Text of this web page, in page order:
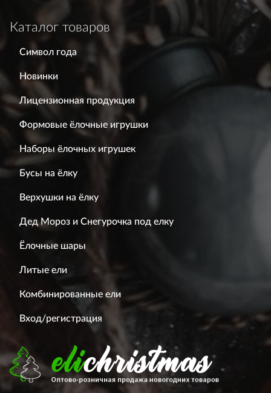
Каталог товаров
Символ года
Новинки
Лицензионная продукция
Формовые ёлочные игрушки
Наборы ёлочных игрушек
Бусы на ёлку
Верхушки на ёлку
Дед Мороз и Снегурочка под елку
Ёлочные шары
Литые ели
Комбинированные ели
Вход/регистрация